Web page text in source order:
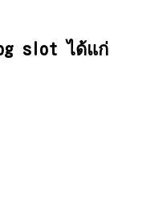
slot ได้แก่